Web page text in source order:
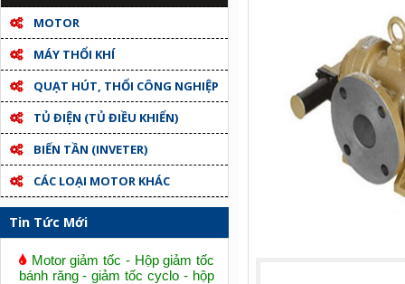
MOTOR
MÁY THỔI KHÍ
QUẠT HÚT, THỔI CÔNG NGHIỆP
TỦ ĐIỆN (TỦ ĐIỀU KHIỂN)
BIẾN TẦN (INVETER)
CÁC LOẠI MOTOR KHÁC
Tin Tức Mới
Motor giảm tốc - Hộp giảm tốc
bánh răng - giảm tốc cyclo - hộp